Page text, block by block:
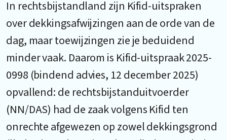
In rechtsbijstandland zijn Kifid-uitspraken
over dekkingsafwijzingen aan de orde van de
dag, maar toewijzingen zie je beduidend
minder vaak. Daarom is Kifid-uitspraak 2025-
0998 (bindend advies, 12 december 2025)
opvallend: de rechtsbijstanduitvoerder
(NN/DAS) had de zaak volgens Kifid ten
onrechte afgewezen op zowel dekkingsgrond